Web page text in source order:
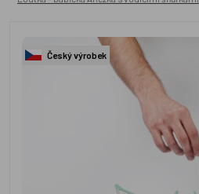
Český výrobek